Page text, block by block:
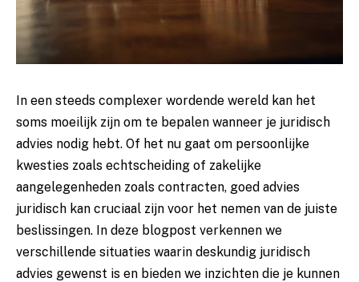
In een steeds complexer wordende wereld kan het
soms moeilijk zijn om te bepalen wanneer je juridisch
advies nodig hebt. Of het nu gaat om persoonlijke
kwesties zoals echtscheiding of zakelijke
aangelegenheden zoals contracten, goed advies
juridisch kan cruciaal zijn voor het nemen van de juiste
beslissingen. In deze blogpost verkennen we
verschillende situaties waarin deskundig juridisch
advies gewenst is en bieden we inzichten die je kunnen